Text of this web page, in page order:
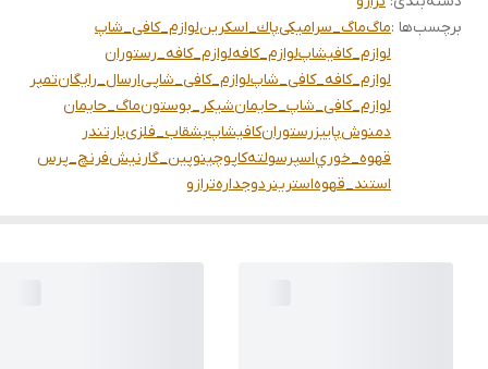
برچسب‌ها :ماگماگ_سرامیکیپاك_اسكرينلوازم_کافی_شاپ
لوازم_کافیشاپلوازم_کافهلوازم_کافه_رستوران
لوازم_کافه_کافی_شاپلوازم_کافی_شاپیارسال_رایگانتمپر
لوازم_کافی_شاپ_حایمانشيكر_بوستونماگ_حایمان
دمنوشپاییزرستورانکافیشاپبشقاب_فلزیبارتندر
قهوه_خورياسپرسولتهكاپوچينوپین_گارنیشفرنچ_پرس
استند_قهوهاسترینردوجدارهترازو